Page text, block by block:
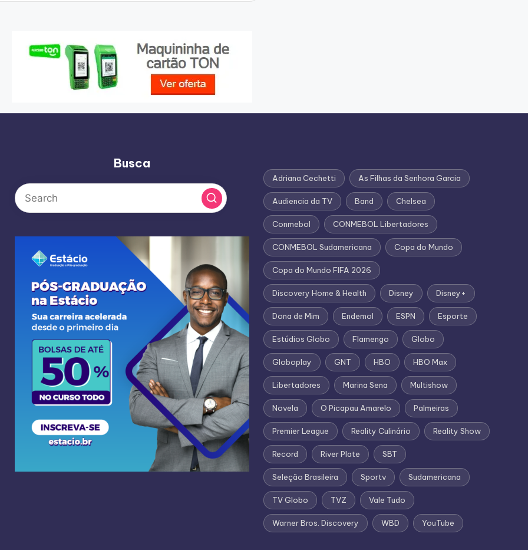
Busca
Adriana Cechetti As Filhas da Senhora Garcia
Audiencia da TV Band Chelsea
Conmebol CONMEBOL Libertadores
CONMEBOL Sudamericana Copa do Mundo
Copa do Mundo FIFA 2026
Discovery Home & Health Disney Disney+
Dona de Mim Endemol ESPN Esporte
Estúdios Globo Flamengo Globo
Globoplay GNT HBO HBO Max
Libertadores Marina Sena Multishow
Novela O Picapau Amarelo Palmeiras
Premier League Reality Culinário Reality Show
Record River Plate SBT
Seleção Brasileira Sportv Sudamericana
TV Globo TVZ Vale Tudo
Warner Bros. Discovery WBD YouTube